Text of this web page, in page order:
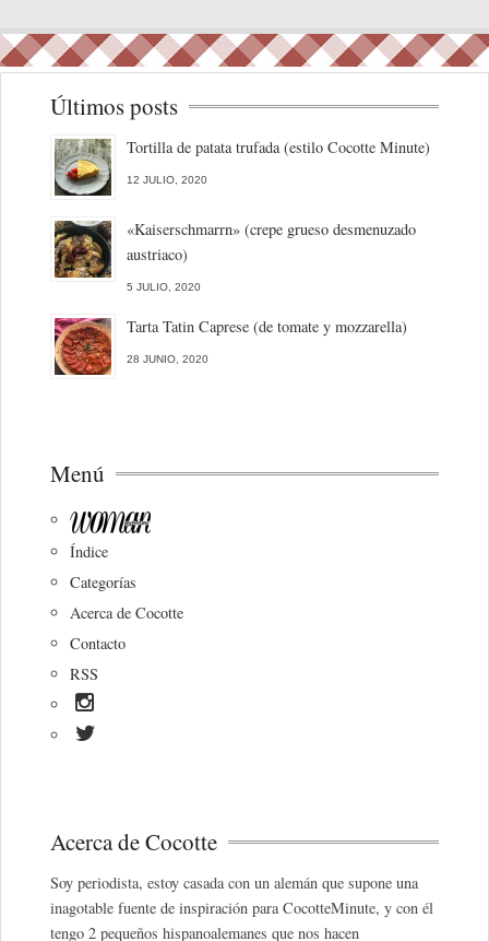
Últimos posts
Tortilla de patata trufada (estilo Cocotte Minute)
12 JULIO, 2020
«Kaiserschmarrn» (crepe grueso desmenuzado
austriaco)
5 JULIO, 2020
Tarta Tatin Caprese (de tomate y mozzarella)
28 JUNIO, 2020
Menú
Índice
Categorías
Acerca de Cocotte
Contacto
RSS
Acerca de Cocotte
Soy periodista, estoy casada con un alemán que supone una
inagotable fuente de inspiración para CocotteMinute, y con él
tengo 2 pequeños hispanoalemanes que nos hacen